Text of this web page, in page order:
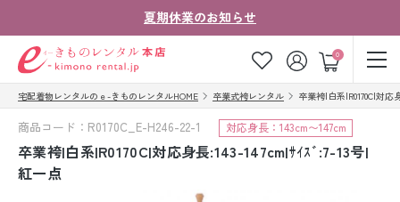
夏期休業のお知らせ
0
ゲスト
お気に入り ログイン カート
ご注文の流れ
会社案内
宅配着物レンタルのｅ-きものレンタルHOME 卒業式袴レンタル 卒業袴|白系|R0170C|対応
商品コード：R0170C_E-H246-22-1 対応身長：143cm〜147cm
卒業袴|白系|R0170C|対応身長:143-147cm|ｻｲｽﾞ:7-13号|
紅一点